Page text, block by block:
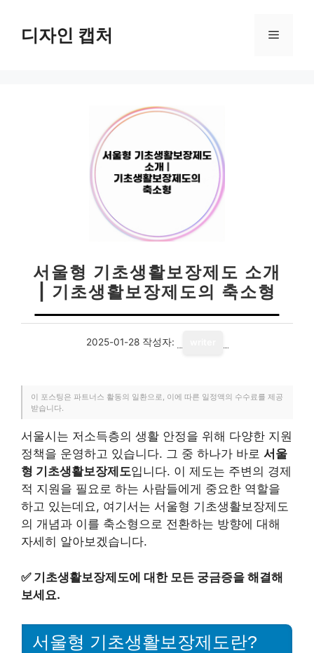
디자인 캡처 메
서울형 기초생활보장제도 소개
| 기초생활보장제도의 축소형
2025-01-28 작성자:
이 포스팅은 파트너스 활동의 일환으로, 이에 따른 일정액의 수수료를 제공
받습니다.
서울시는 저소득층의 생활 안정을 위해 다양한 지원
정책을 운영하고 있습니다. 그 중 하나가 바로 서울
형 기초생활보장제도입니다. 이 제도는 주변의 경제
적 지원을 필요로 하는 사람들에게 중요한 역할을
하고 있는데요, 여기서는 서울형 기초생활보장제도
의 개념과 이를 축소형으로 전환하는 방향에 대해
자세히 알아보겠습니다.
✅ 기초생활보장제도에 대한 모든 궁금증을 해결해
보세요.
서울형 기초생활보장제도란?